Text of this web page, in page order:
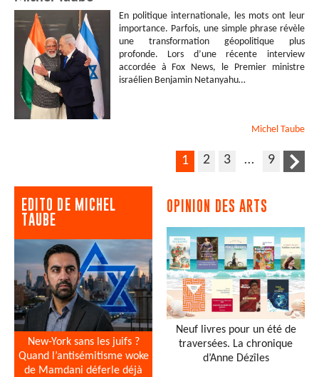
En politique internationale, les mots ont leur
importance. Parfois, une simple phrase révèle
une transformation géopolitique plus
profonde. Lors d’une récente interview
accordée à Fox News, le Premier ministre
israélien Benjamin Netanyahu…
Michel Taube
1 2 3 … 9
EDITO DE MICHEL
TAUBE
New-York sans les juifs ?
Quand l’antisémitisme woke
de Mamdani déferle déjà
OPINION DES ARTS
Neuf livres pour un été de
traversées. La chronique
d’Anne Dézîles